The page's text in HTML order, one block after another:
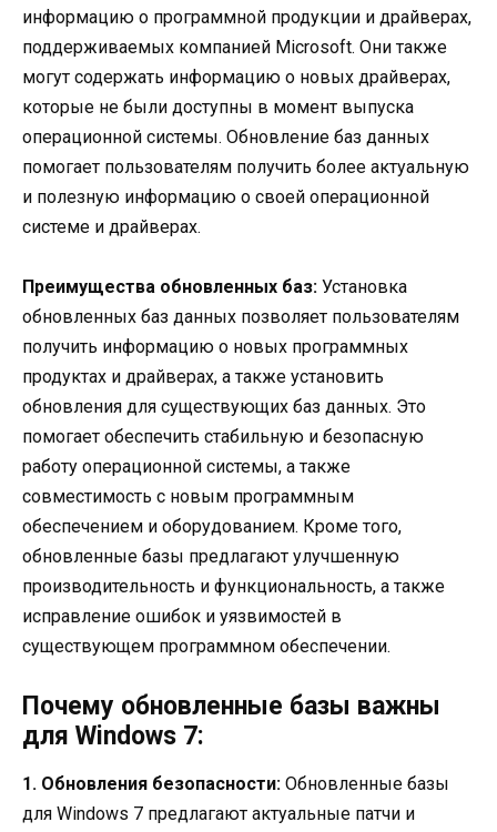
информацию о программной продукции и драйверах,
поддерживаемых компанией Microsoft. Они также
могут содержать информацию о новых драйверах,
которые не были доступны в момент выпуска
операционной системы. Обновление баз данных
помогает пользователям получить более актуальную
и полезную информацию о своей операционной
системе и драйверах.
Преимущества обновленных баз: Установка
обновленных баз данных позволяет пользователям
получить информацию о новых программных
продуктах и драйверах, а также установить
обновления для существующих баз данных. Это
помогает обеспечить стабильную и безопасную
работу операционной системы, а также
совместимость с новым программным
обеспечением и оборудованием. Кроме того,
обновленные базы предлагают улучшенную
производительность и функциональность, а также
исправление ошибок и уязвимостей в
существующем программном обеспечении.
Почему обновленные базы важны
для Windows 7:
1. Обновления безопасности: Обновленные базы
для Windows 7 предлагают актуальные патчи и